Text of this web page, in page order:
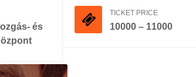
és
TICKET PRICE
10000 – 11000